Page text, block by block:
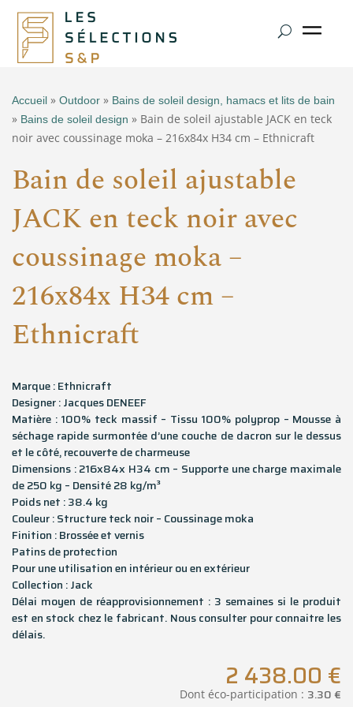
Accueil » Outdoor » Bains de soleil design, hamacs et lits de bain
» Bains de soleil design » Bain de soleil ajustable JACK en teck
noir avec coussinage moka – 216x84x H34 cm – Ethnicraft
Bain de soleil ajustable
JACK en teck noir avec
coussinage moka –
216x84x H34 cm –
Ethnicraft
Marque : Ethnicraft
Designer : Jacques DENEEF
Matière : 100% teck massif – Tissu 100% polyprop – Mousse à
séchage rapide surmontée d’une couche de dacron sur le dessus
et le côté, recouverte de charmeuse
Dimensions : 216x84x H34 cm – Supporte une charge maximale
de 250 kg – Densité 28 kg/m³
Poids net : 38.4 kg
Couleur : Structure teck noir – Coussinage moka
Finition : Brossée et vernis
Patins de protection
Pour une utilisation en intérieur ou en extérieur
Collection : Jack
Délai moyen de réapprovisionnement : 3 semaines si le produit
est en stock chez le fabricant. Nous consulter pour connaitre les
délais.
2 438.00 €
Dont éco-participation : 3.30€